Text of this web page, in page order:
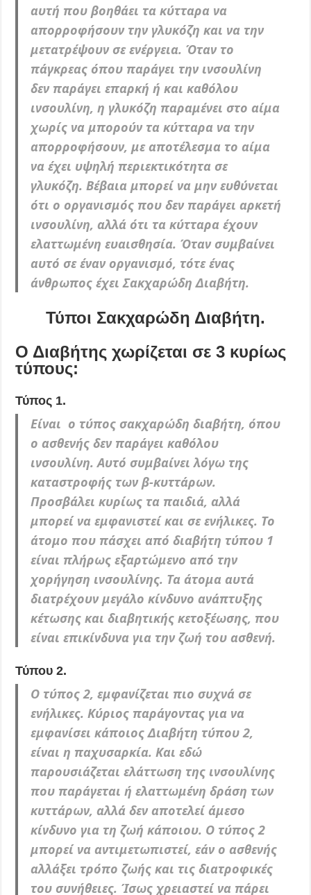
αυτή που βοηθάει τα κύτταρα να
απορροφήσουν την γλυκόζη και να την
μετατρέψουν σε ενέργεια. Όταν το
πάγκρεας όπου παράγει την ινσουλίνη
δεν παράγει επαρκή ή και καθόλου
ινσουλίνη, η γλυκόζη παραμένει στο αίμα
χωρίς να μπορούν τα κύτταρα να την
απορροφήσουν, με αποτέλεσμα το αίμα
να έχει υψηλή περιεκτικότητα σε
γλυκόζη. Βέβαια μπορεί να μην ευθύνεται
ότι ο οργανισμός που δεν παράγει αρκετή
ινσουλίνη, αλλά ότι τα κύτταρα έχουν
ελαττωμένη ευαισθησία. Όταν συμβαίνει
αυτό σε έναν οργανισμό, τότε ένας
άνθρωπος έχει Σακχαρώδη Διαβήτη.
Τύποι Σακχαρώδη Διαβήτη.
Ο Διαβήτης χωρίζεται σε 3 κυρίως
τύπους:
Τύπος 1.
Είναι ο τύπος σακχαρώδη διαβήτη, όπου
ο ασθενής δεν παράγει καθόλου
ινσουλίνη. Αυτό συμβαίνει λόγω της
καταστροφής των β-κυττάρων.
Προσβάλει κυρίως τα παιδιά, αλλά
μπορεί να εμφανιστεί και σε ενήλικες. Το
άτομο που πάσχει από διαβήτη τύπου 1
είναι πλήρως εξαρτώμενο από την
χορήγηση ινσουλίνης. Τα άτομα αυτά
διατρέχουν μεγάλο κίνδυνο ανάπτυξης
κέτωσης και διαβητικής κετοξέωσης, που
είναι επικίνδυνα για την ζωή του ασθενή.
Τύπου 2.
Ο τύπος 2, εμφανίζεται πιο συχνά σε
ενήλικες. Κύριος παράγοντας για να
εμφανίσει κάποιος Διαβήτη τύπου 2,
είναι η παχυσαρκία. Και εδώ
παρουσιάζεται ελάττωση της ινσουλίνης
που παράγεται ή ελαττωμένη δράση των
κυττάρων, αλλά δεν αποτελεί άμεσο
κίνδυνο για τη ζωή κάποιου. Ο τύπος 2
μπορεί να αντιμετωπιστεί, εάν ο ασθενής
αλλάξει τρόπο ζωής και τις διατροφικές
του συνήθειες. Ίσως χρειαστεί να πάρει